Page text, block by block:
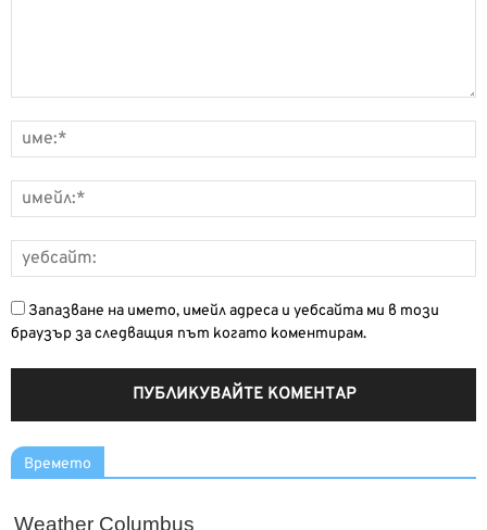
Запазване на името, имейл адреса и уебсайта ми в този
браузър за следващия път когато коментирам.
Времето